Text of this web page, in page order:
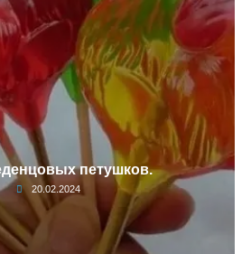
петушков.
20.02.2024